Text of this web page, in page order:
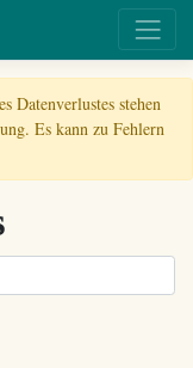
Datenverlustes stehen
Es kann zu Fehlern